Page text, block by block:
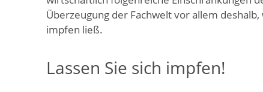
Überzeugung der Fachwelt vor allem
impfen ließ.
Lassen Sie sich impfen!